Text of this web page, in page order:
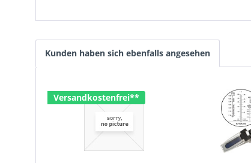
Kunden haben sich ebenfalls angesehen
Versandkostenfrei**